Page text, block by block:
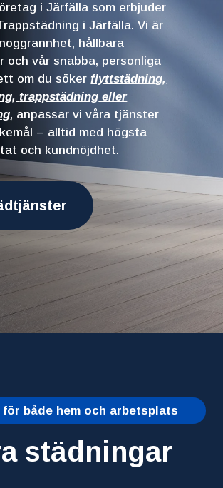
i Järfälla som erbjuder
i Järfälla. Vi är
hållbara
och vår snabba, personliga
om du sökerflyttstädning,
,trappstädning eller
, anpassar vi våra tjänster
– alltid med högsta
och kundnöjdhet.
både hem och arbetsplats
städningar